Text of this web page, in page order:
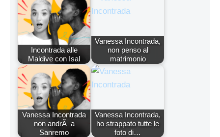
Incontrada alle
Maldive con Isal
Vanessa Incontrada,
non penso al
matrimonio
Vanessa Incontrada
non andrÃ a
Sanremo
Vanessa Incontrada,
ho strappato tutte le
foto di…